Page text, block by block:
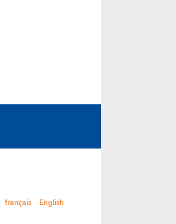
français English